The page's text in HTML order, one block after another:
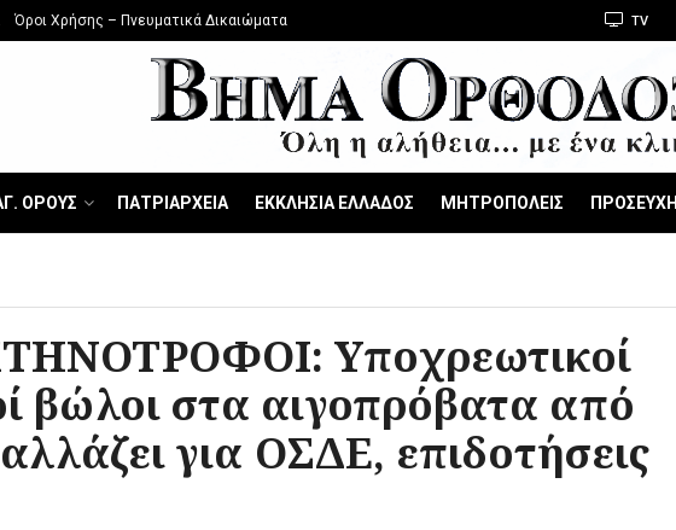
Όροι Χρήσης – Πνευματικά Δικαιώματα TV
ΟΡΟΥΣ ΠΑΤΡΙΑΡΧΕΙΑ ΕΚΚΛΗΣΙΑ ΕΛΛΑΔΟΣ ΜΗΤΡΟΠΟΛΕΙΣ ΠΡΟΣΕΥΧΗ
Υποχρεωτικοί
βώλοι στα αιγοπρόβατα από
για ΟΣΔΕ, επιδοτήσεις